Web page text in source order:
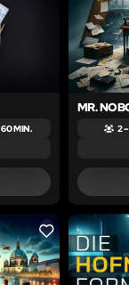
60 MIN.
MR.
2
LIKE